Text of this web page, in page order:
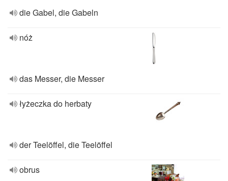
die Gabel, die Gabeln
nóż
das Messer, die Messer
łyżeczka do herbaty
der Teelöffel, die Teelöffel
obrus